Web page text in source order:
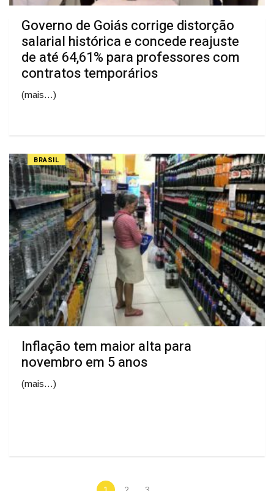
Governo de Goiás corrige distorção
salarial histórica e concede reajuste
de até 64,61% para professores com
contratos temporários
(mais…)
BRASIL
Inflação tem maior alta para
novembro em 5 anos
(mais…)